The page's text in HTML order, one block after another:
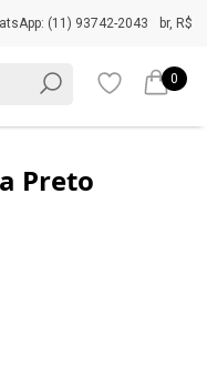
br, R$
(11) 93742-2043
0
Preto